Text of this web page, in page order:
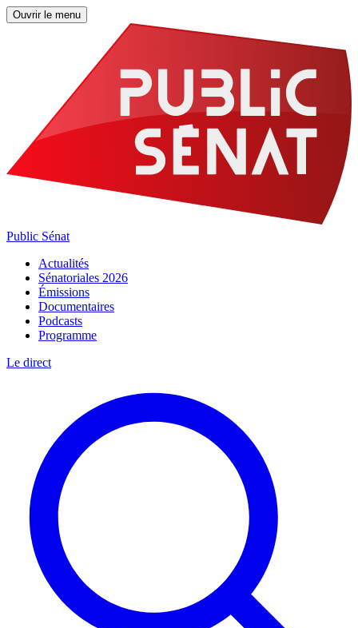
Ouvrir le menu
Public Sénat
Actualités
Sénatoriales 2026
Émissions
Documentaires
Podcasts
Programme
Le direct